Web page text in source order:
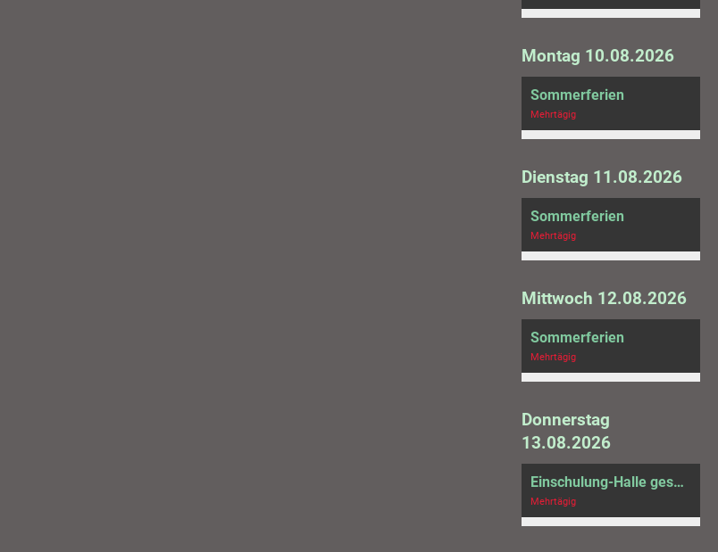
Montag 10.08.2026
Sommerferien
Mehrtägig
Dienstag 11.08.2026
Sommerferien
Mehrtägig
Mittwoch 12.08.2026
Sommerferien
Mehrtägig
Donnerstag
13.08.2026
Einschulung-Halle gesperrt
Mehrtägig